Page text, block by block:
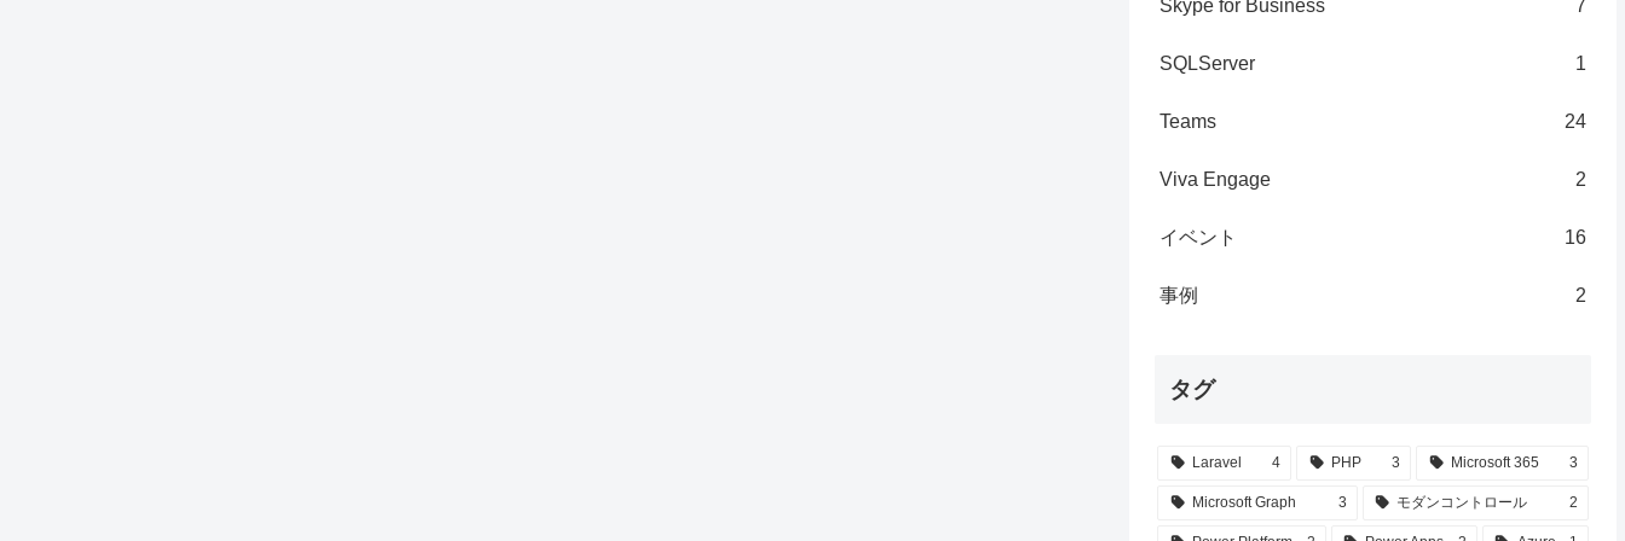
Skype for Business 7
SQLServer 1
Teams 24
Viva Engage 2
イベント 16
事例 2
タグ
Laravel 4 PHP 3 Microsoft 365 3
Microsoft Graph 3 モダンコントロール 2